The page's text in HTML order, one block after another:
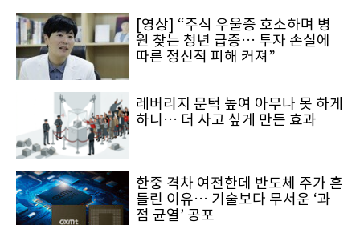
[영상] “주식 우울증 호소하며 병
원 찾는 청년 급증… 투자 손실에
따른 정신적 피해 커져”
레버리지 문턱 높여 아무나 못 하게
하니… 더 사고 싶게 만든 효과
한중 격차 여전한데 반도체 주가 흔
들린 이유… 기술보다 무서운 ‘과
점 균열’ 공포